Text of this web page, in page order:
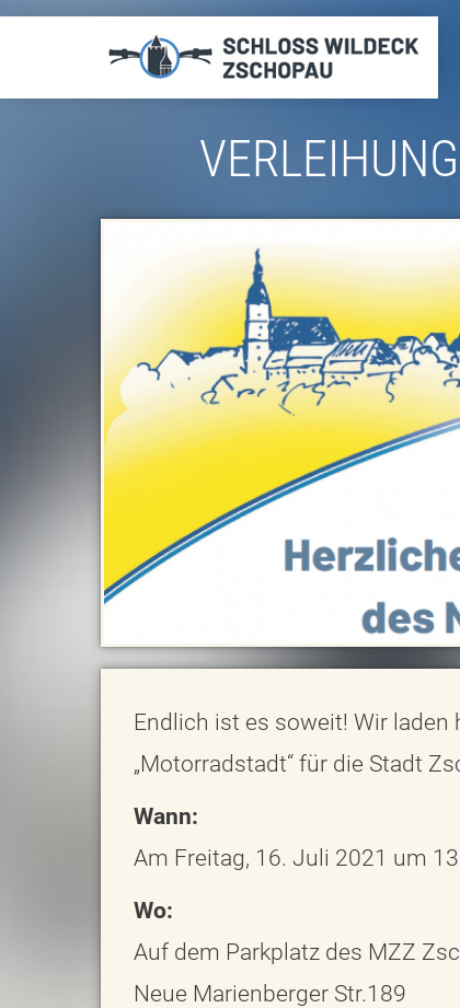
Direkt
Endlich ist es soweit! Wir
„Motorradstadt“ für die Stadt
Wann:
Am Freitag, 16. Juli 2021 um
Wo:
Auf dem Parkplatz des MZZ
Neue Marienberger Str.189